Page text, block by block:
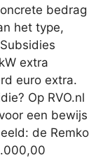
bedrag
het type,
extra
euro extra.
Op RVO.nl
een bewijs
de Remko